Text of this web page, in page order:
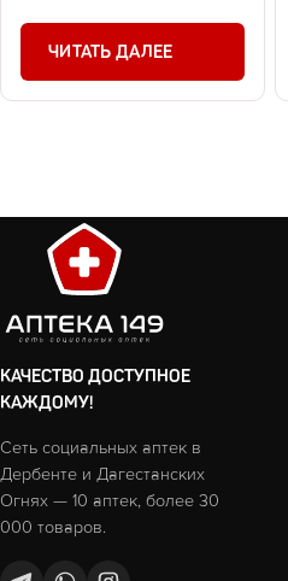
ЧИТАТЬ ДАЛЕЕ
КАЧЕСТВО ДОСТУПНОЕ
КАЖДОМУ!
Сеть социальных аптек в
Дербенте и Дагестанских
Огнях — 10 аптек, более 30
000 товаров.